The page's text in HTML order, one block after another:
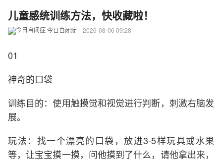
儿童感统训练方法，快收藏啦！
今日自闭症 2026-08-06 09:28
01
神奇的口袋
训练目的：使用触摸觉和视觉进行判断，刺激右脑发
展。
玩法：找一个漂亮的口袋，放进3-5样玩具或水果
等，让宝宝摸一摸，问他摸到了什么，请他拿出来，